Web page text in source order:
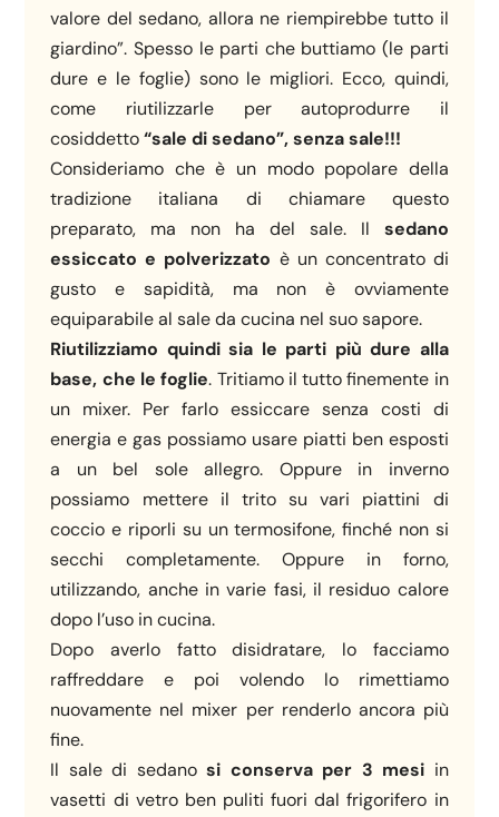
valore del sedano, allora ne riempirebbe tutto il
giardino”. Spesso le parti che buttiamo (le parti
dure e le foglie) sono le migliori. Ecco, quindi,
come riutilizzarle per autoprodurre il
cosiddetto“sale di sedano”, senza sale!!!
Consideriamo che è un modo popolare della
tradizione italiana di chiamare questo
preparato, ma non ha del sale. Il sedano
essiccato e polverizzato è un concentrato di
gusto e sapidità, ma non è ovviamente
equiparabile al sale da cucina nel suo sapore.
Riutilizziamo quindi sia le parti più dure alla
base, che le foglie. Tritiamo il tutto finemente in
un mixer. Per farlo essiccare senza costi di
energia e gas possiamo usare piatti ben esposti
a un bel sole allegro. Oppure in inverno
possiamo mettere il trito su vari piattini di
coccio e riporli su un termosifone, finché non si
secchi completamente. Oppure in forno,
utilizzando, anche in varie fasi, il residuo calore
dopo l’uso in cucina.
Dopo averlo fatto disidratare, lo facciamo
raffreddare e poi volendo lo rimettiamo
nuovamente nel mixer per renderlo ancora più
fine.
Il sale di sedanosi conserva per 3 mesi in
vasetti di vetro ben puliti fuori dal frigorifero in